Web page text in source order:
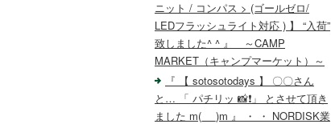
ニット / コンパス > (ゴールゼロ/
LEDフラッシュライト対応 ) 】 “入荷”
致しました^ ^ 』 ～CAMP
MARKET（キャンプマーケット）～
『 【 sotosotodays 】 〇〇さん
と… 「 パチリッ 📸❗️」 とさせて頂き
ました m(_ _)m 』 ・ ・ NORDISK業